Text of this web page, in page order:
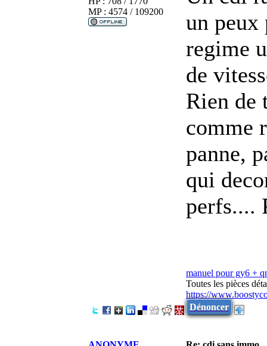
MP : 4574 / 109200
un peux
regime
de
Rien de
comme
panne,
qui
perfs....
manuel pour gy6 +
Toutes les pièces
https://
Dénoncer